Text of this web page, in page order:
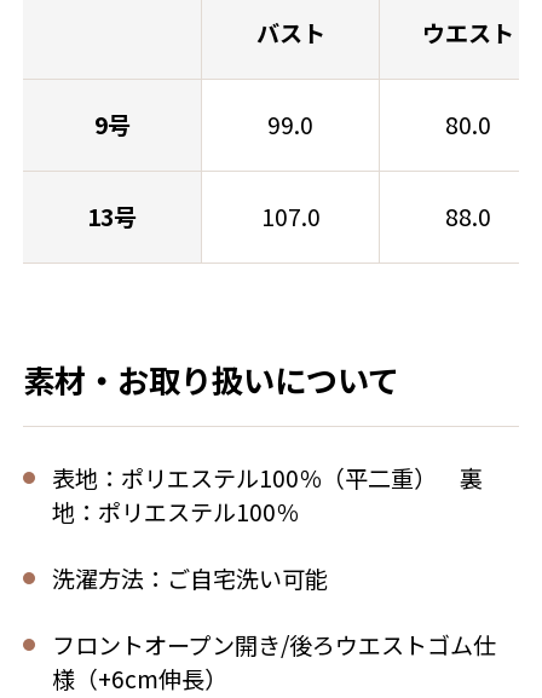
バスト ウエスト
9号 99.0 80.0
13号 107.0 88.0
素材・お取り扱いについて
表地：ポリエステル100％（平二重） 裏
地：ポリエステル100％
洗濯方法：ご自宅洗い可能
フロントオープン開き/後ろウエストゴム仕
様（+6cm伸長）